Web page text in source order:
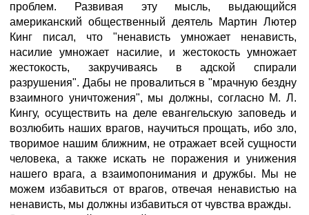
проблем. Развивая эту мысль, выдающийся
американский общественный деятель Мартин Лютер
Кинг писал, что "ненависть умножает ненависть,
насилие умножает насилие, и жестокость умножает
жестокость, закручиваясь в адской спирали
разрушения". Дабы не провалиться в "мрачную бездну
взаимного уничтожения", мы должны, согласно М. Л.
Кингу, осуществить на деле евангельскую заповедь и
возлюбить наших врагов, научиться прощать, ибо зло,
творимое нашим ближним, не отражает всей сущности
человека, а также искать не поражения и унижения
нашего врага, а взаимопонимания и дружбы. Мы не
можем избавиться от врагов, отвечая ненавистью на
ненависть, мы должны избавиться от чувства вражды.